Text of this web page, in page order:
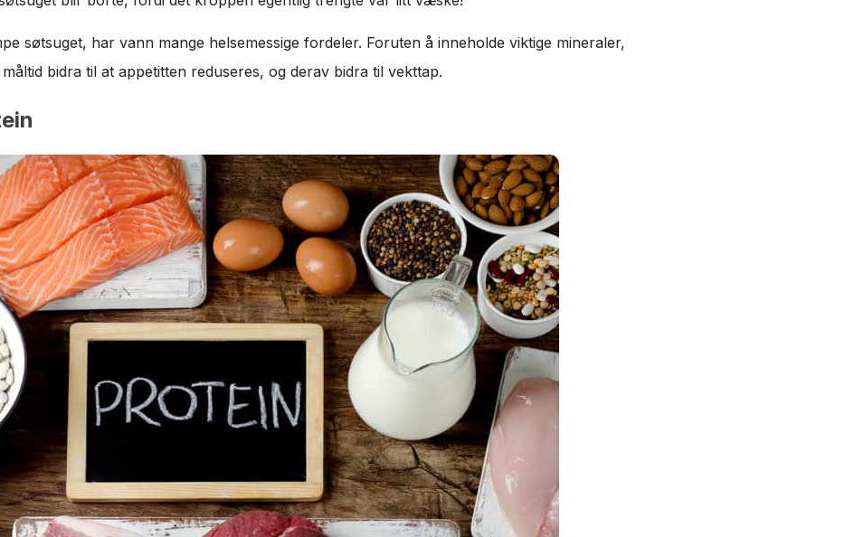
søtsuget, har vann mange helsemessige fordeler. Foruten å inneholde viktige mineraler,
bidra til at appetitten reduseres, og derav bidra til vekttap.